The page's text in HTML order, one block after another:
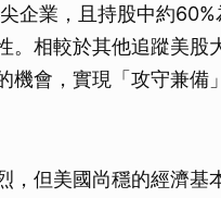
企業，且持股中約
。相較於其他追蹤美股
機會，實現「攻守兼備
，但美國尚穩的經濟基